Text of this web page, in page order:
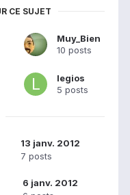
CE SUJET
Muy_Bien
10 posts
legios
5 posts
13 janv. 2012
7 posts
6 janv. 2012